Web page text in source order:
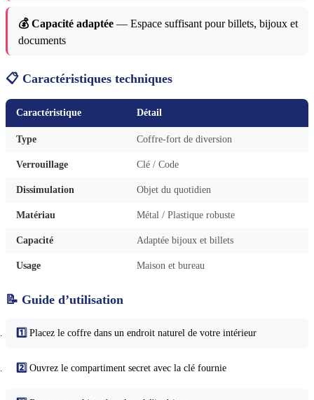
💰 Capacité adaptée — Espace suffisant pour billets, bijoux et
documents
📋 Caractéristiques techniques
Caractéristique Détail
Type Coffre-fort de diversion
Verrouillage Clé / Code
Dissimulation Objet du quotidien
Matériau Métal / Plastique robuste
Capacité Adaptée bijoux et billets
Usage Maison et bureau
📝 Guide d’utilisation
1️⃣ Placez le coffre dans un endroit naturel de votre intérieur
2️⃣ Ouvrez le compartiment secret avec la clé fournie